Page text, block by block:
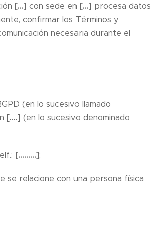
[…] con sede en […] procesa datos
confirmar los Términos y
necesaria durante el
(en lo sucesivo llamado
[….] (en lo sucesivo denominado
[………];
se relacione con una persona física